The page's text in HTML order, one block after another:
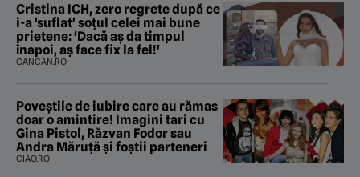
Cristina ICH, zero regrete după ce
i-a 'suflat' soțul celei mai bune
prietene: 'Dacă aș da timpul
înapoi, aș face fix la fel!'
CANCAN.RO
Poveştile de iubire care au rămas
doar o amintire! Imagini tari cu
Gina Pistol, Răzvan Fodor sau
Andra Măruţă şi foştii parteneri
CIAO.RO